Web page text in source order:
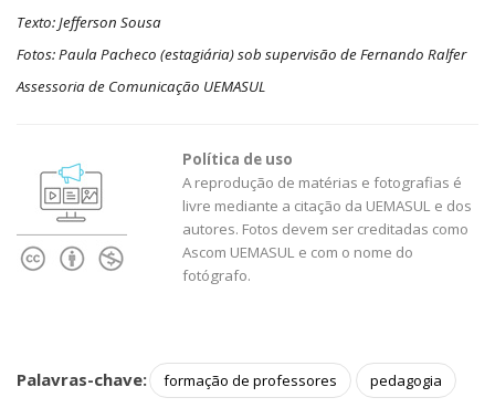
Texto: Jefferson Sousa
Fotos: Paula Pacheco (estagiária) sob supervisão de Fernando Ralfer
Assessoria de Comunicação UEMASUL
Política de uso
A reprodução de matérias e fotografias é
livre mediante a citação da UEMASUL e dos
autores. Fotos devem ser creditadas como
Ascom UEMASUL e com o nome do
fotógrafo.
Palavras-chave: formação de professores pedagogia